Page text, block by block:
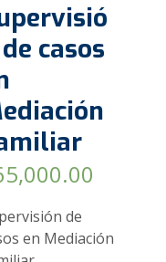
casos
de
en Mediación